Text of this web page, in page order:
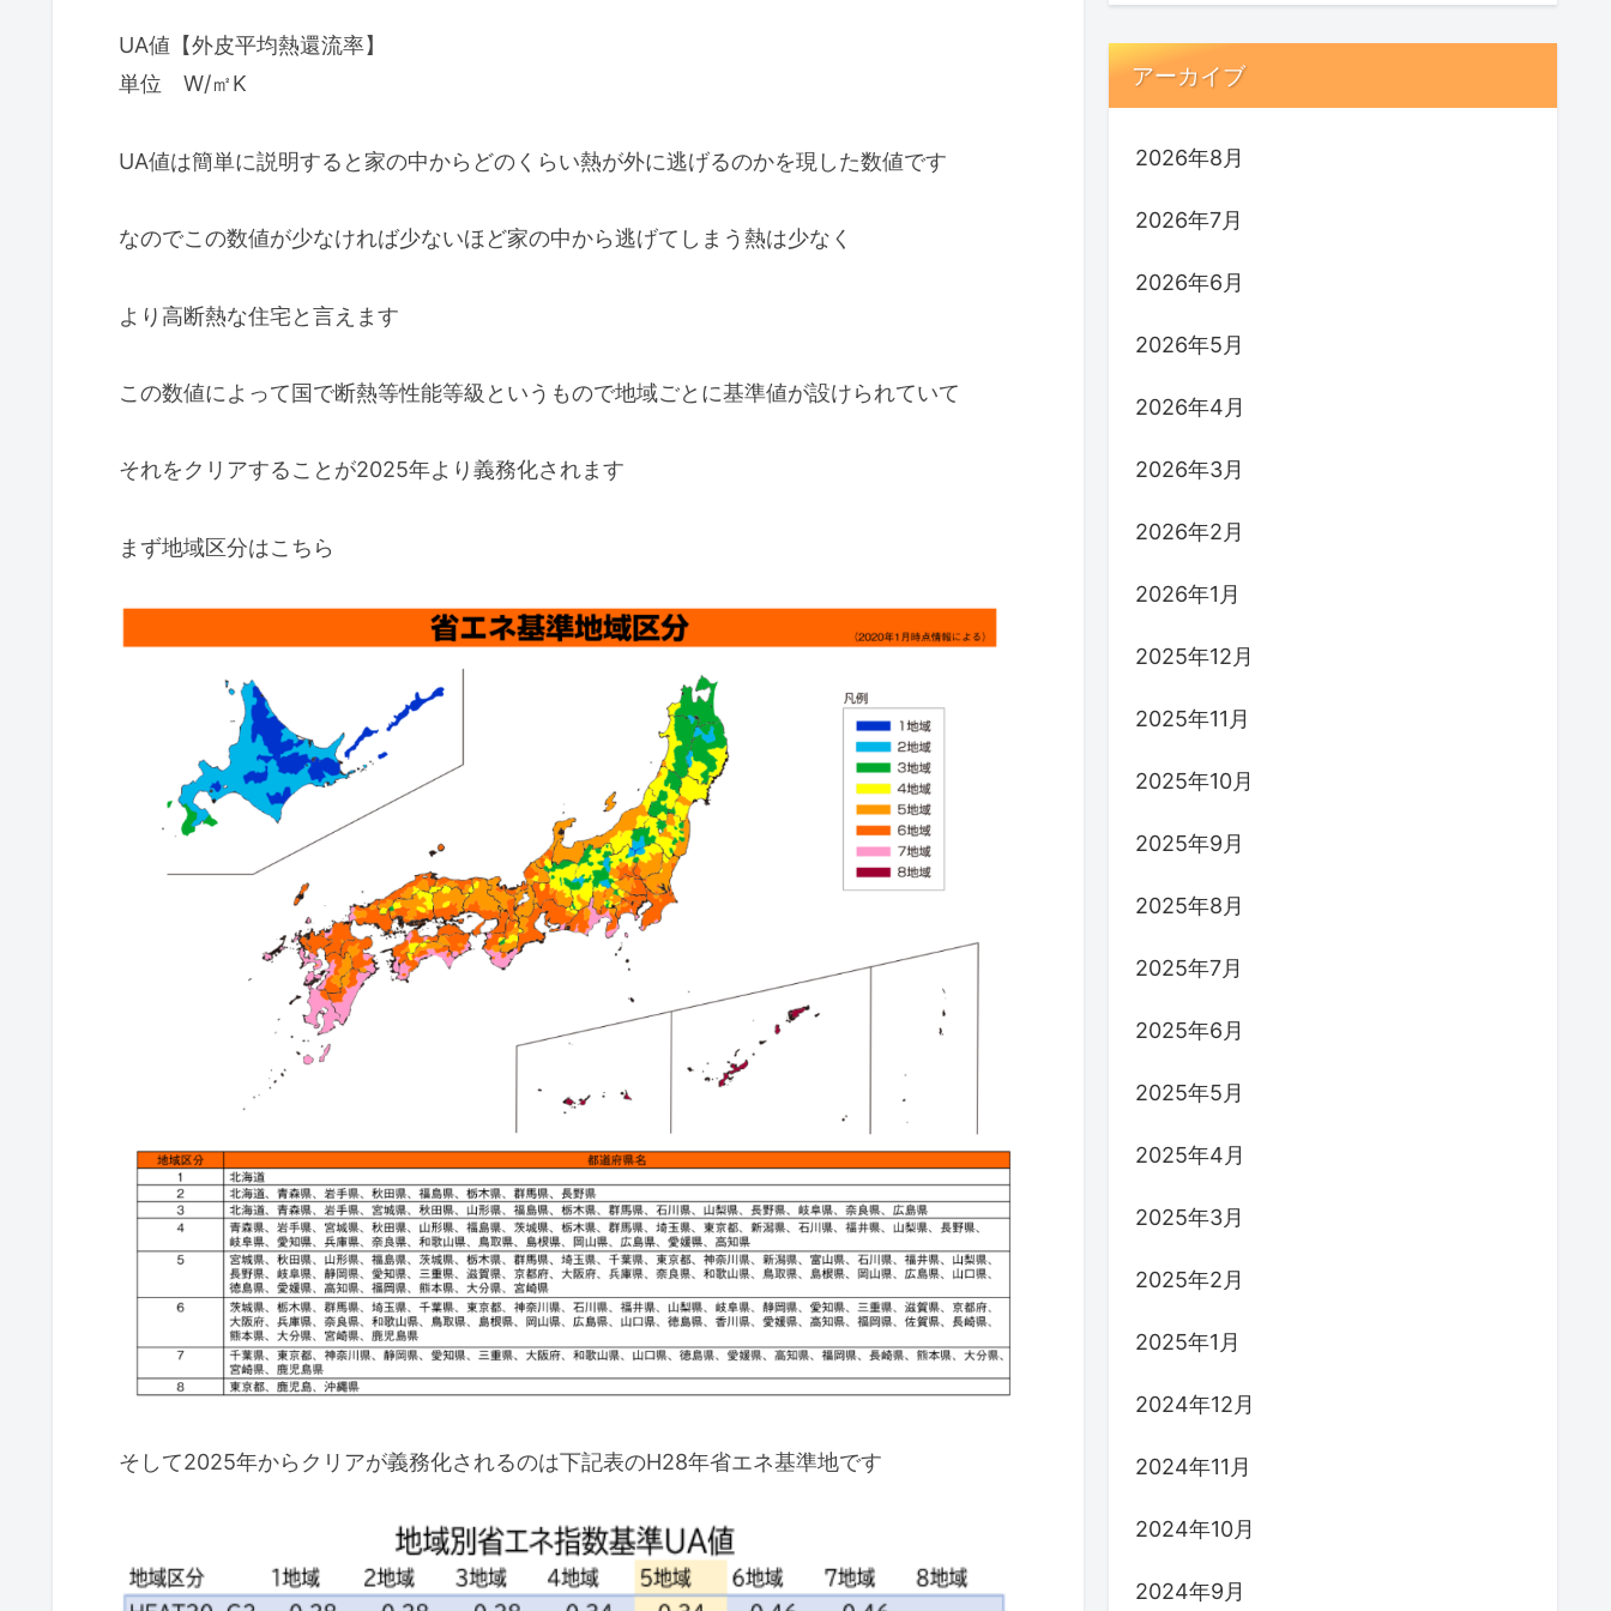
UA値【外皮平均熱還流率】
単位 W/㎡K
UA値は簡単に説明すると家の中からどのくらい熱が外に逃げるのかを現した数値です
なのでこの数値が少なければ少ないほど家の中から逃げてしまう熱は少なく
より高断熱な住宅と言えます
この数値によって国で断熱等性能等級というもので地域ごとに基準値が設けられていて
それをクリアすることが2025年より義務化されます
まず地域区分はこちら
そして2025年からクリアが義務化されるのは下記表のH28年省エネ基準地です
アーカイブ
2026年8月
2026年7月
2026年6月
2026年5月
2026年4月
2026年3月
2026年2月
2026年1月
2025年12月
2025年11月
2025年10月
2025年9月
2025年8月
2025年7月
2025年6月
2025年5月
2025年4月
2025年3月
2025年2月
2025年1月
2024年12月
2024年11月
2024年10月
2024年9月